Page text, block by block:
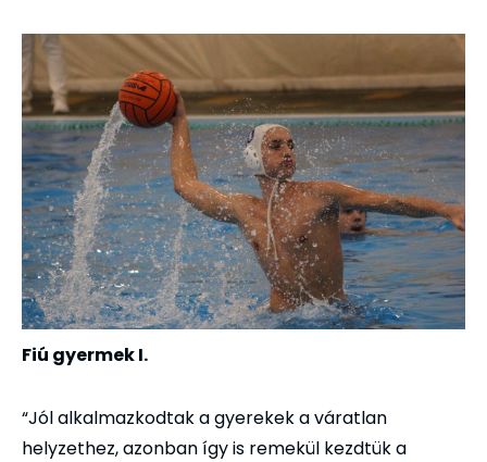
Fiú gyermek I.
“Jól alkalmazkodtak a gyerekek a váratlan
helyzethez, azonban így is remekül kezdtük a